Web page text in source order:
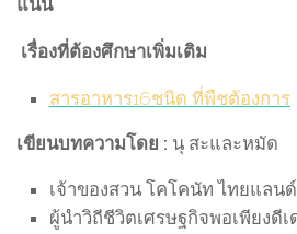
แน่น
เรื่องที่ต้องศึกษาเพิ่มเติม
สารอาหาร16ชนิด ที่พืชต้องการ
เขียนบทความโดย : นุ สะและหมัด
เจ้าของสวน โคโคนัท ไทยแลนด์
ผู้นำวิถีชีวิตเศรษฐกิจพอเพียงดีเ